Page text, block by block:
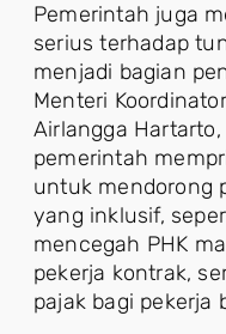
Pemerintah juga
serius terhadap
menjadi bagian
Menteri
Airlangga
pemerintah
untuk mendorong
yang inklusif,
mencegah PHK
pekerja kontrak,
pajak bagi pekerja